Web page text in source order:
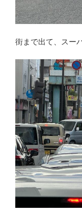
街まで出て、スー